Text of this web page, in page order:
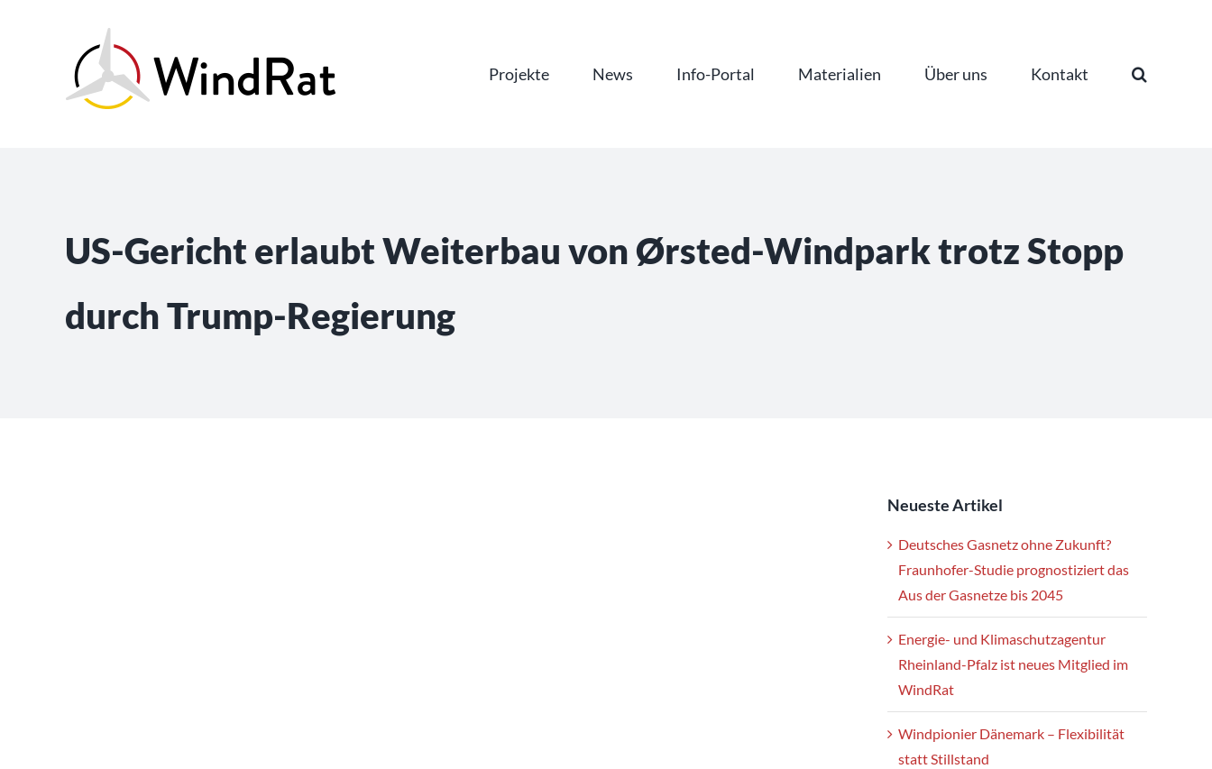
Projekte News Info-Portal Materialien Über uns Kontakt
US-Gericht erlaubt Weiterbau von Ørsted-Windpark trotz Stopp
durch Trump-Regierung
Neueste Artikel
Deutsches Gasnetz ohne Zukunft?
Fraunhofer-Studie prognostiziert das
Aus der Gasnetze bis 2045
Energie- und Klimaschutzagentur
Rheinland-Pfalz ist neues Mitglied im
WindRat
Windpionier Dänemark – Flexibilität
statt Stillstand